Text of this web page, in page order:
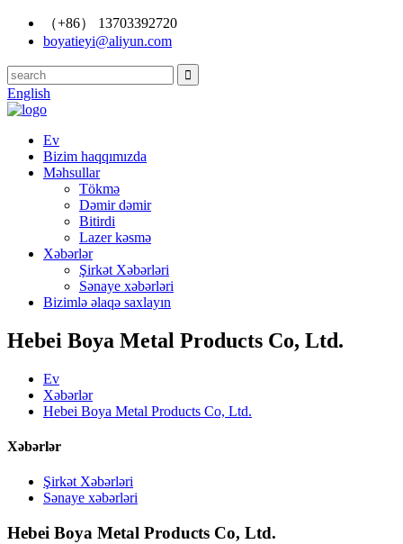
（+86） 13703392720
boyatieyi@aliyun.com
English
Ev
Bizim haqqımızda
Məhsullar
Tökmə
Dəmir dəmir
Bitirdi
Lazer kəsmə
Xəbərlər
Şirkət Xəbərləri
Sənaye xəbərləri
Bizimlə əlaqə saxlayın
Hebei Boya Metal Products Co, Ltd.
Ev
Xəbərlər
Hebei Boya Metal Products Co, Ltd.
Xəbərlər
Şirkət Xəbərləri
Sənaye xəbərləri
Hebei Boya Metal Products Co, Ltd.